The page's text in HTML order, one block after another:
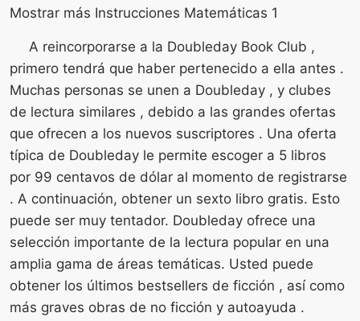
Mostrar más Instrucciones Matemáticas 1
A reincorporarse a la Doubleday Book Club ,
primero tendrá que haber pertenecido a ella antes .
Muchas personas se unen a Doubleday , y clubes
de lectura similares , debido a las grandes ofertas
que ofrecen a los nuevos suscriptores . Una oferta
típica de Doubleday le permite escoger a 5 libros
por 99 centavos de dólar al momento de registrarse
. A continuación, obtener un sexto libro gratis. Esto
puede ser muy tentador. Doubleday ofrece una
selección importante de la lectura popular en una
amplia gama de áreas temáticas. Usted puede
obtener los últimos bestsellers de ficción , así como
más graves obras de no ficción y autoayuda .